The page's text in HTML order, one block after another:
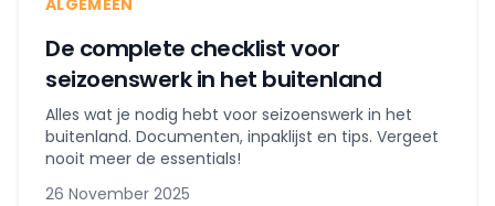
De complete checklist voor
seizoenswerk in het buitenland
Alles wat je nodig hebt voor seizoenswerk in het
buitenland. Documenten, inpaklijst en tips. Vergeet
nooit meer de essentials!
26 November 2025